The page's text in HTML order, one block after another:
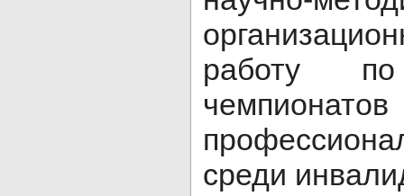
работу по
среди